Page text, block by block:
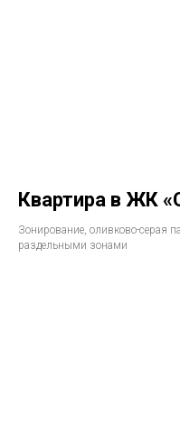
Квартира в ЖК
Зонирование, оливково-серая
раздельными зонами